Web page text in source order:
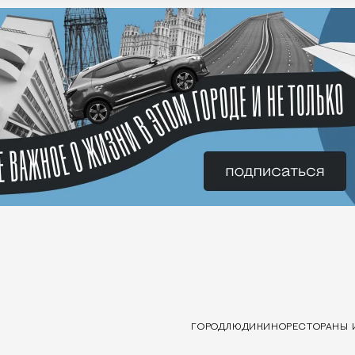
ГОРОДЛЮДИ КИНОРЕСТОРАНЫ